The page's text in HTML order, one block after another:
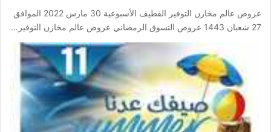
عروض عالم مخازن التوفير القطيف الأسبوعية 30 مارس 2022 الموافق
27 شعبان 1443 عروض التسوق الرمضاني عروض عالم مخازن التوفير…